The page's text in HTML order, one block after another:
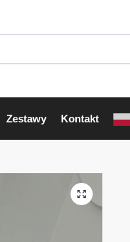
Zestawy Kontakt